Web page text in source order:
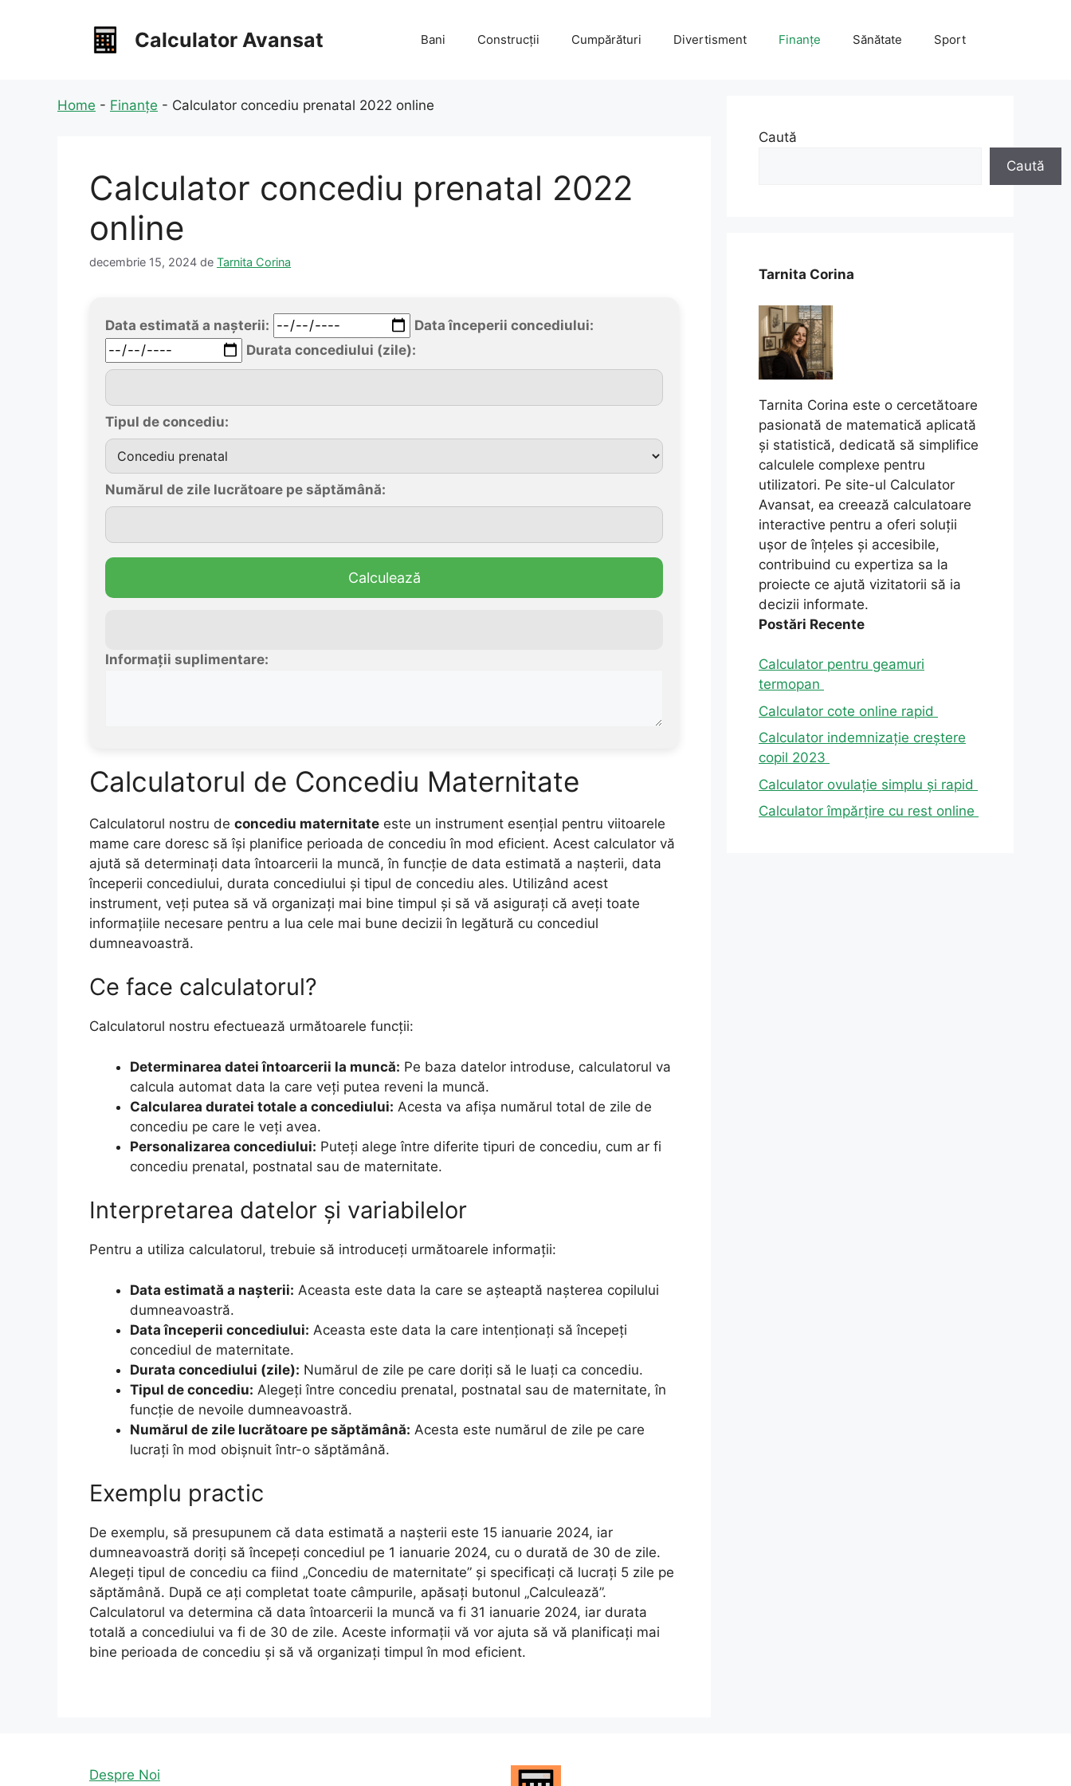
Calculator Avansat Bani Construcții Cumpărături Divertisment Finanțe Sănătate Sport
Home - Finanțe - Calculator concediu prenatal 2022 online
Calculator concediu prenatal 2022
online
decembrie 15, 2024 de Tarnita Corina
Data estimată a nașterii:
Data începerii concediului:
Durata concediului (zile):
Tipul de concediu:
Numărul de zile lucrătoare pe săptămână:
Calculează
Informații suplimentare:
Calculatorul de Concediu Maternitate
Calculatorul nostru de concediu maternitate este un instrument esențial pentru viitoarele
mame care doresc să își planifice perioada de concediu în mod eficient. Acest calculator vă
ajută să determinați data întoarcerii la muncă, în funcție de data estimată a nașterii, data
începerii concediului, durata concediului și tipul de concediu ales. Utilizând acest
instrument, veți putea să vă organizați mai bine timpul și să vă asigurați că aveți toate
informațiile necesare pentru a lua cele mai bune decizii în legătură cu concediul
dumneavoastră.
Ce face calculatorul?
Calculatorul nostru efectuează următoarele funcții:
Determinarea datei întoarcerii la muncă: Pe baza datelor introduse, calculatorul va
calcula automat data la care veți putea reveni la muncă.
Calcularea duratei totale a concediului: Acesta va afișa numărul total de zile de
concediu pe care le veți avea.
Personalizarea concediului: Puteți alege între diferite tipuri de concediu, cum ar fi
concediu prenatal, postnatal sau de maternitate.
Interpretarea datelor și variabilelor
Pentru a utiliza calculatorul, trebuie să introduceți următoarele informații:
Data estimată a nașterii: Aceasta este data la care se așteaptă nașterea copilului
dumneavoastră.
Data începerii concediului: Aceasta este data la care intenționați să începeți
concediul de maternitate.
Durata concediului (zile): Numărul de zile pe care doriți să le luați ca concediu.
Tipul de concediu: Alegeți între concediu prenatal, postnatal sau de maternitate, în
funcție de nevoile dumneavoastră.
Numărul de zile lucrătoare pe săptămână: Acesta este numărul de zile pe care
lucrați în mod obișnuit într-o săptămână.
Exemplu practic
De exemplu, să presupunem că data estimată a nașterii este 15 ianuarie 2024, iar
dumneavoastră doriți să începeți concediul pe 1 ianuarie 2024, cu o durată de 30 de zile.
Alegeți tipul de concediu ca fiind „Concediu de maternitate” și specificați că lucrați 5 zile pe
săptămână. După ce ați completat toate câmpurile, apăsați butonul „Calculează”.
Calculatorul va determina că data întoarcerii la muncă va fi 31 ianuarie 2024, iar durata
totală a concediului va fi de 30 de zile. Aceste informații vă vor ajuta să vă planificați mai
bine perioada de concediu și să vă organizați timpul în mod eficient.
Caută
Caută
Tarnita Corina
Tarnita Corina este o cercetătoare
pasionată de matematică aplicată
și statistică, dedicată să simplifice
calculele complexe pentru
utilizatori. Pe site-ul Calculator
Avansat, ea creează calculatoare
interactive pentru a oferi soluții
ușor de înțeles și accesibile,
contribuind cu expertiza sa la
proiecte ce ajută vizitatorii să ia
decizii informate.
Postări Recente
Calculator pentru geamuri
termopan
Calculator cote online rapid
Calculator indemnizație creștere
copil 2023
Calculator ovulație simplu și rapid
Calculator împărțire cu rest online
Despre Noi